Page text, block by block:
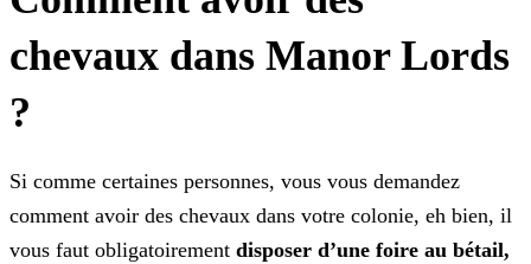
chevaux dans Manor Lords
?
Si comme certaines personnes, vous vous demandez
comment avoir des chevaux dans votre colonie, eh bien, il
vous faut obligatoirement disposer d’une foire au bétail,